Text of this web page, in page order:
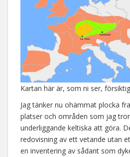
Kartan här är, som ni ser,
Jag tänker nu ohämmat plocka
platser och områden som jag
underliggande keltiska att göra.
redovisning av ett vetande utan
en inventering av sådant som